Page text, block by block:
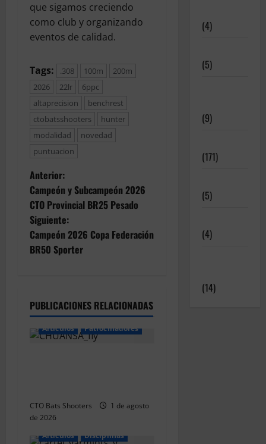
que sigamos creciendo
como club y organizando
eventos de calidad.
Tags: .308 100m
200m
2026
22lr
6ppc
altaprecision
benchrest
ctobatsshooters
hunter
modalidad
novedad
puntuacion
N
a
v
e
a
c
n
d
Anterior:
Campeón y Subcampeón 2026
CTO Provincial BR25 Pesado
Siguiente:
Campeón 2026 Copa Federación
BR50 Sporter
PUBLICACIONES RELACIONADAS
Articulos Patrocinadores
CTO Bats Shooters
1 de agosto
de 2026
Articulos
Disciplinas
(4)
(5)
(9)
(171)
(5)
(4)
(14)